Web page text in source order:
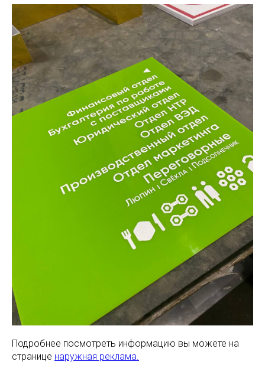
Подробнее посмотреть информацию вы можете на
странице наружная реклама.